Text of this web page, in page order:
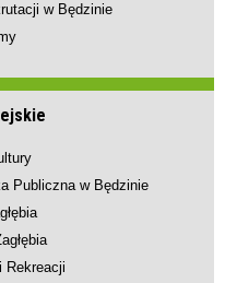
w Będzinie
Publiczna w Będzinie
Rekreacji